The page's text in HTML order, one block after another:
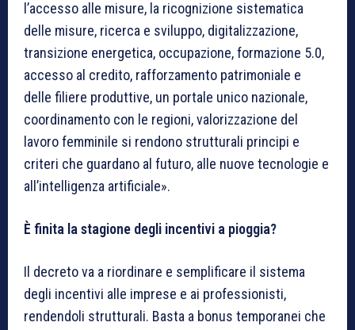
l’accesso alle misure, la ricognizione sistematica
delle misure, ricerca e sviluppo, digitalizzazione,
transizione energetica, occupazione, formazione 5.0,
accesso al credito, rafforzamento patrimoniale e
delle filiere produttive, un portale unico nazionale,
coordinamento con le regioni, valorizzazione del
lavoro femminile si rendono strutturali principi e
criteri che guardano al futuro, alle nuove tecnologie e
all’intelligenza artificiale».
È finita la stagione degli incentivi a pioggia?
Il decreto va a riordinare e semplificare il sistema
degli incentivi alle imprese e ai professionisti,
rendendoli strutturali. Basta a bonus temporanei che